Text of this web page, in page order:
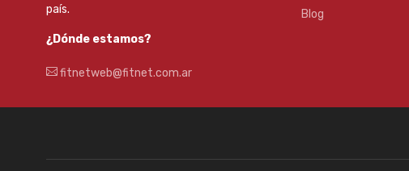
país.
¿Dónde estamos?
fitnetweb@fitnet.com.ar
Blog